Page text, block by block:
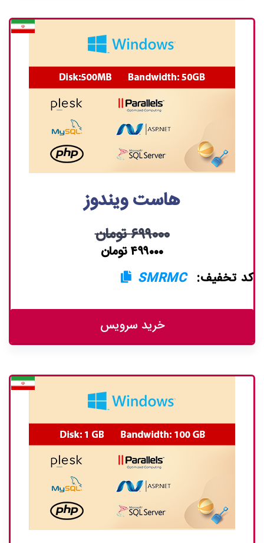
هاست ویندوز
۶۹۹۰۰۰ تومان
۴۹۹۰۰۰ تومان
کد تخفیف: SMRMC
خرید سرویس